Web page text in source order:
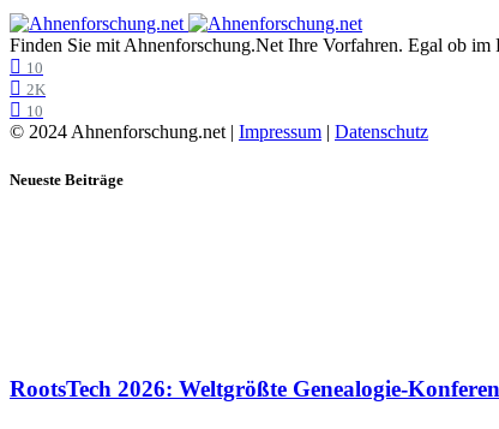
Finden Sie mit Ahnenforschung.Net Ihre Vorfahren. Egal ob
10
2K
10
© 2024 Ahnenforschung.net | Impressum Datenschutz
Neueste Beiträge
RootsTech 2026: Weltgrößte Genealogie-